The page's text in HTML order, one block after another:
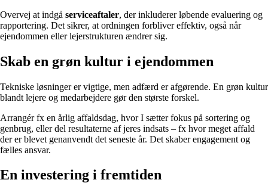
Overvej at indgå serviceaftaler, der inkluderer løbende evaluering og
rapportering. Det sikrer, at ordningen forbliver effektiv, også når
ejendommen eller lejerstrukturen ændrer sig.
Skab en grøn kultur i ejendommen
Tekniske løsninger er vigtige, men adfærd er afgørende. En grøn kultur
blandt lejere og medarbejdere gør den største forskel.
Arrangér fx en årlig affaldsdag, hvor I sætter fokus på sortering og
genbrug, eller del resultaterne af jeres indsats – fx hvor meget affald
der er blevet genanvendt det seneste år. Det skaber engagement og
fælles ansvar.
En investering i fremtiden